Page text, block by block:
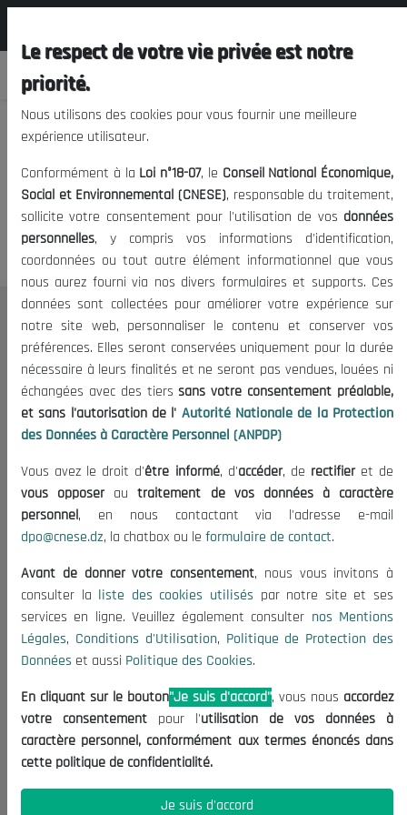
Nous vous prions de nous
excuser, mais l'accès à ce
contenu est restreint.
Le CNESE
A Propos
Le président
Organisation
Publications
Informations utiles
Appels d'offres et Consultations
Mentions Légales
Conditions d'Utilisation
Politique de Protection des Données
Politique des Cookies
Nous Contacter
(+213) 021 98 01 00|01|02
contact@cnese.dz
Suggestions ou Initiatives ?
Newsletter
dernières nouvelles.
Le respect de votre vie privée est notre
priorité.
Nous utilisons des cookies pour vous fournir une meilleure
expérience utilisateur.
Conformément à la Loi n°18-07, le Conseil National Économique,
Social et Environnemental (CNESE), responsable du traitement,
sollicite votre consentement pour l'utilisation de vos données
personnelles, y compris vos informations d'identification,
coordonnées ou tout autre élément informationnel que vous
nous aurez fourni via nos divers formulaires et supports. Ces
données sont collectées pour améliorer votre expérience sur
notre site web, personnaliser le contenu et conserver vos
préférences. Elles seront conservées uniquement pour la durée
nécessaire à leurs finalités et ne seront pas vendues, louées ni
échangées avec des tierssans votre consentement préalable,
et sans l'autorisation de l' Autorité Nationale de la Protection
des Données à Caractère Personnel (ANPDP)
Vous avez le droit d'être informé, d'accéder, de rectifieret de
vous opposerautraitement de vos données à caractère
personnel, en nous contactant via l'adresse e-mail
dpo@cnese.dz, la chatbox ou le formulaire de contact.
Avant de donner votre consentement, nous vous invitons à
consulter la liste des cookies utilisés par notre site et ses
services en ligne. Veuillez également consulter nos Mentions
Légales, Conditions d'Utilisation, Politique de Protection des
Données et aussi Politique des Cookies.
En cliquant sur le bouton"Je suis d'accord", vous nous accordez
votre consentement pour l'utilisation de vos données à
caractère personnel, conformément aux termes énoncés dans
cette politique de confidentialité.
Je suis d'accord